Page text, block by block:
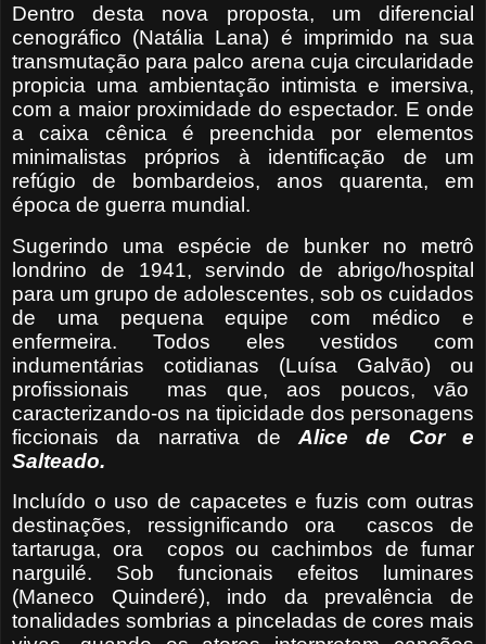
Dentro desta nova proposta, um diferencial
cenográfico (Natália Lana) é imprimido na sua
transmutação para palco arena cuja circularidade
propicia uma ambientação intimista e imersiva,
com a maior proximidade do espectador. E onde
a caixa cênica é preenchida por elementos
minimalistas próprios à identificação de um
refúgio de bombardeios, anos quarenta, em
época de guerra mundial.
Sugerindo uma espécie de bunker no metrô
londrino de 1941, servindo de abrigo/hospital
para um grupo de adolescentes, sob os cuidados
de uma pequena equipe com médico e
enfermeira. Todos eles vestidos com
indumentárias cotidianas (Luísa Galvão) ou
profissionais
mas que, aos poucos, vão
caracterizando-os na tipicidade dos personagens
ficcionais da narrativa deAlice de Cor e
Salteado.
Incluído o uso de capacetes e fuzis com outras
destinações, ressignificando ora cascos de
tartaruga, ora copos ou cachimbos de fumar
narguilé. Sob funcionais efeitos luminares
(Maneco Quinderé), indo da prevalência de
tonalidades sombrias a pinceladas de cores mais